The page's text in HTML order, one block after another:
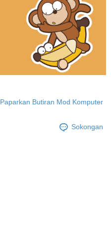
Paparkan Butiran Mod Komputer
Sokongan